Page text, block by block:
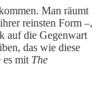
Man räumt
reinsten Form –,
auf die Gegenwart
das wie diese
es mit The